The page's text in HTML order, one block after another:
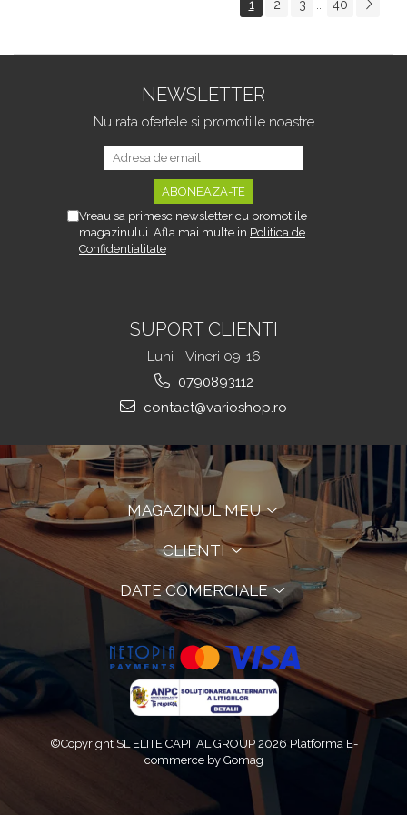
sau Portbagajului,
1 2 3 ... 40
NEWSLETTER
Nu rata ofertele si promotiile noastre
Vreau sa primesc newsletter cu promotiile
magazinului. Afla mai multe in Politica de
Confidentialitate
SUPORT CLIENTI
Luni - Vineri 09-16
0790893112
contact@varioshop.ro
MAGAZINUL MEU
CLIENTI
DATE COMERCIALE
©Copyright SL ELITE CAPITAL GROUP 2026 Platforma E-
commerce by Gomag